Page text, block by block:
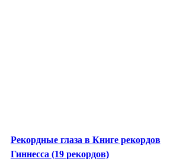
Рекордные глаза в Книге рекордов
Гиннесса (19 рекордов)